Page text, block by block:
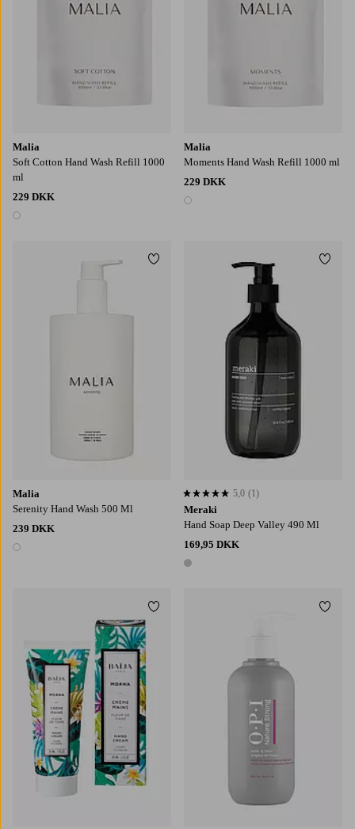
Malia
Soft Cotton Hand Wash Refill 1000
ml
229 DKK
1 farve
Malia
Moments Hand Wash Refill 1000 ml
229 DKK
1 farve
Malia
Serenity Hand Wash 500 Ml
239 DKK
1 farve
Tilføj til favoritter
Meraki
Hand Soap Deep Valley 490 Ml
169,95 DKK
1 farve
5,0 baseret på 1 bedømmelser
5,0 (1)
Tilføj til favoritter